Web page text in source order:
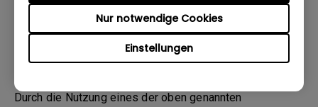
Einstellungen
Nur notwendige Cookies
Herunterladen
Durch die Nutzung eines der oben genannten